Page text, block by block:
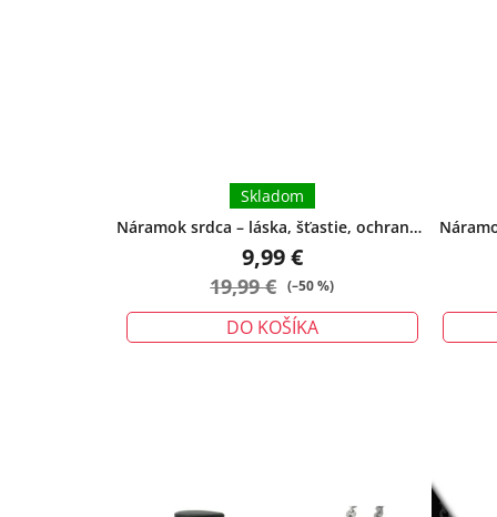
Náramok srdca – láska, šťastie, ochrana -
veľký
Skladom
9,99 €
19,99 € (–50 %)
DO KOŠÍKA